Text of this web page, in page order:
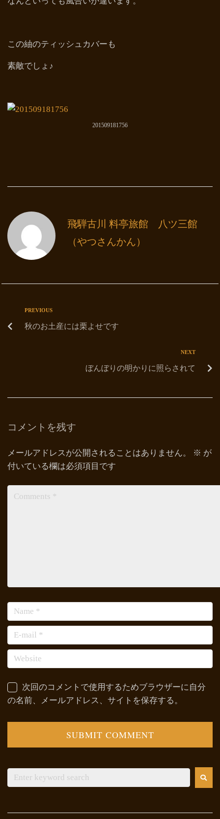
この紬のティッシュカバーも
素敵でしょ♪
201509181756
飛騨古川 料亭旅館 八ツ三館
（やつさんかん）
PREVIOUS
秋のお土産には栗よせです
NEXT
ぼんぼりの明かりに照らされて
コメントを残す
メールアドレスが公開されることはありません。 ※ が
付いている欄は必須項目です
次回のコメントで使用するためブラウザーに自分
の名前、メールアドレス、サイトを保存する。